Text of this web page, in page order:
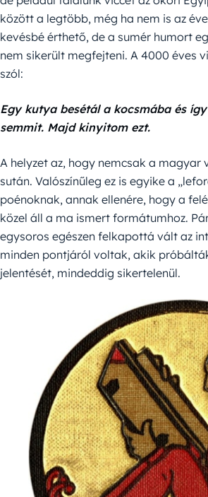
között a legtöbb, még ha nem is az
kevésbé érthető, de a sumér humort
nem sikerült megfejteni. A 4000 éves
szól:
Egy kutya besétál a kocsmába és
semmit. Majd kinyitom ezt.
A helyzet az, hogy nemcsak a magyar
sután. Valószínűleg ez is egyike a
poénoknak, annak ellenére, hogy a
közel áll a ma ismert formátumhoz.
egysoros egészen felkapottá vált az
minden pontjáról voltak, akik
jelentését, mindeddig sikertelenül.